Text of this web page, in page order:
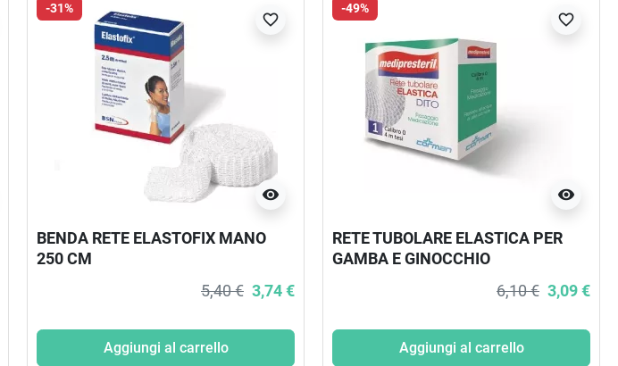
-31%
visibility
favorite_border
BENDA RETE ELASTOFIX MANO
250 CM
5,40 € 3,74 €
Aggiungi al carrello
-49%
visibility
favorite_border
RETE TUBOLARE ELASTICA PER
GAMBA E GINOCCHIO
6,10 € 3,09 €
Aggiungi al carrello